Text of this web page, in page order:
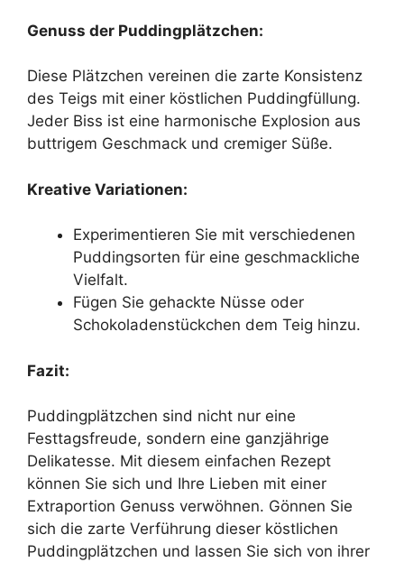
Genuss der Puddingplätzchen:
Diese Plätzchen vereinen die zarte Konsistenz
des Teigs mit einer köstlichen Puddingfüllung.
Jeder Biss ist eine harmonische Explosion aus
buttrigem Geschmack und cremiger Süße.
Kreative Variationen:
Experimentieren Sie mit verschiedenen
Puddingsorten für eine geschmackliche
Vielfalt.
Fügen Sie gehackte Nüsse oder
Schokoladenstückchen dem Teig hinzu.
Fazit:
Puddingplätzchen sind nicht nur eine
Festtagsfreude, sondern eine ganzjährige
Delikatesse. Mit diesem einfachen Rezept
können Sie sich und Ihre Lieben mit einer
Extraportion Genuss verwöhnen. Gönnen Sie
sich die zarte Verführung dieser köstlichen
Puddingplätzchen und lassen Sie sich von ihrer